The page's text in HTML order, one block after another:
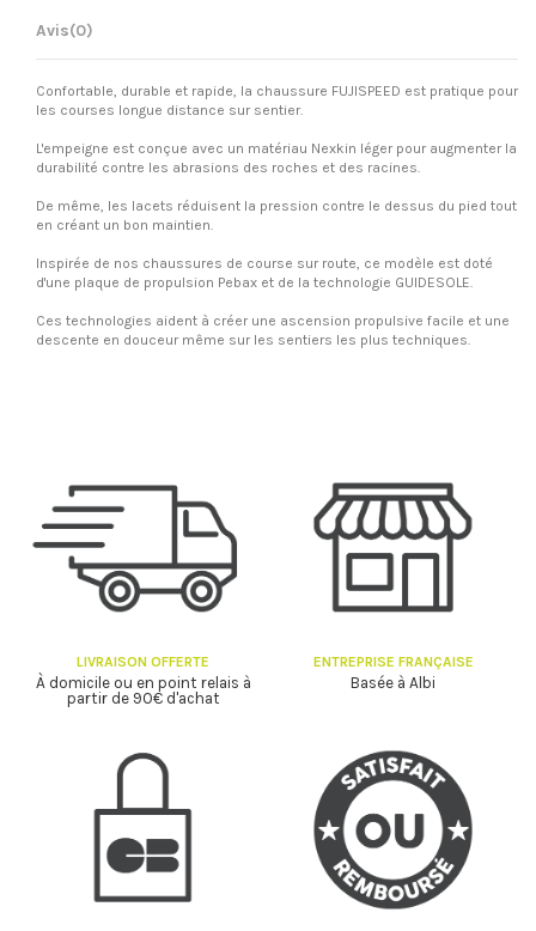
Avis(0)
Confortable, durable et rapide, la chaussure FUJISPEED est pratique pour
les courses longue distance sur sentier.
L'empeigne est conçue avec un matériau Nexkin léger pour augmenter la
durabilité contre les abrasions des roches et des racines.
De même, les lacets réduisent la pression contre le dessus du pied tout
en créant un bon maintien.
Inspirée de nos chaussures de course sur route, ce modèle est doté
d'une plaque de propulsion Pebax et de la technologie GUIDESOLE.
Ces technologies aident à créer une ascension propulsive facile et une
descente en douceur même sur les sentiers les plus techniques.
LIVRAISON OFFERTE
À domicile ou en point relais à
partir de 90€ d'achat
ENTREPRISE FRANÇAISE
Basée à Albi